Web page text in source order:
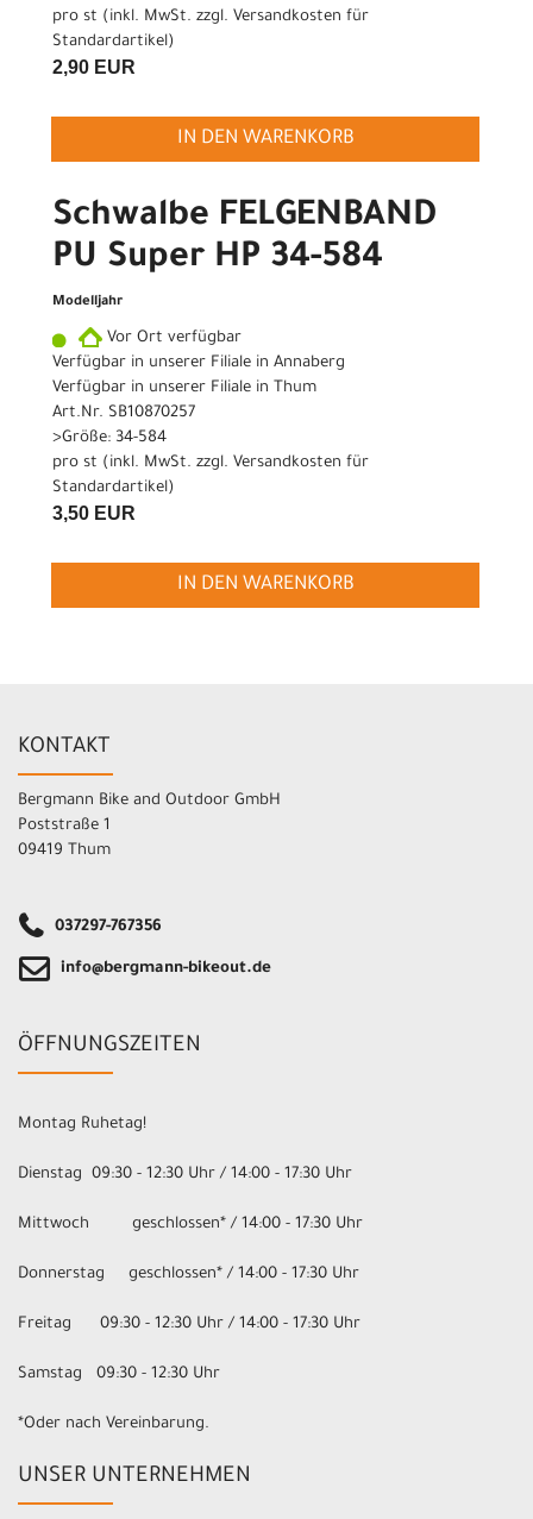
pro st (inkl. MwSt. zzgl. Versandkosten für
Standardartikel)
2,90 EUR
IN DEN WARENKORB
Schwalbe FELGENBAND
PU Super HP 34-584
Modelljahr
Vor Ort verfügbar
Verfügbar in unserer Filiale in Annaberg
Verfügbar in unserer Filiale in Thum
Art.Nr. SB10870257
>Größe: 34-584
pro st (inkl. MwSt. zzgl. Versandkosten für
Standardartikel)
3,50 EUR
IN DEN WARENKORB
KONTAKT
Bergmann Bike and Outdoor GmbH
Poststraße 1
09419 Thum
037297-767356
info@bergmann-bikeout.de
ÖFFNUNGSZEITEN
Montag Ruhetag!
Dienstag 09:30 - 12:30 Uhr / 14:00 - 17:30 Uhr
Mittwoch geschlossen* / 14:00 - 17:30 Uhr
Donnerstag geschlossen* / 14:00 - 17:30 Uhr
Freitag 09:30 - 12:30 Uhr / 14:00 - 17:30 Uhr
Samstag 09:30 - 12:30 Uhr
*Oder nach Vereinbarung.
UNSER UNTERNEHMEN